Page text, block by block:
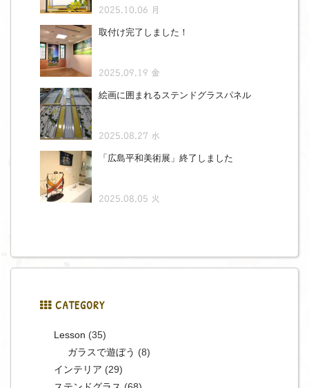
2025.10.06 月
取付け完了しました！
2025.09.19 金
絵画に囲まれるステンドグラスパネル
2025.08.27 水
「広島平和美術展」終了しました
2025.08.05 火
CATEGORY
Lesson (35)
ガラスで遊ぼう (8)
インテリア (29)